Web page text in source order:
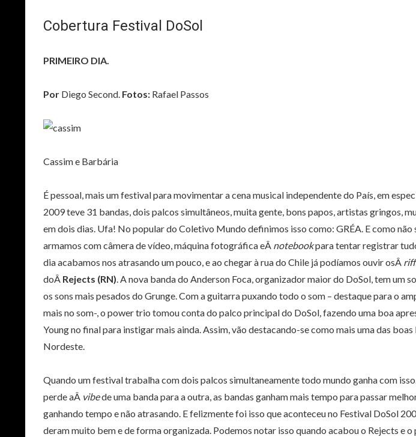
Cobertura Festival DoSol
PRIMEIRO DIA.
Por Diego Second. Fotos: Rafael Passos
Cassim e Barbária
É pessoal, mais um festival para movimentar a cena musical independente do País, em
2009 teve 31 bandas, dois palcos simultâneos, muita gente, bons papos, artistas gringos,
em dois dias. Ufa! No popular do Coletivo Mundo definimos isso como: GRÉA. E como não
armamos com câmera de vídeo, máquina fotográfica eÂ notebookpara tentar registrar
dia acabamos nos atrasando um pouco, e ao chegar à rua do Chile já podíamos ouvir osÂ
doÂ Rejects (RN). A nova banda do Anderson Foca, organizador maior do DoSol, tem um
os sons mais pesados do Grunge. Com a guitarra puxando todo o som – destaque para o
mais no som-, o power trio tomou conta do palco principal do DoSol, fazendo uma boa
Young no final para instigar mais ainda. Assim, vão destacando-se como mais uma das
Nordeste.
Quando um festival trabalha com dois palcos simultaneamente todo mundo ganha com
perde aÂ vibede uma banda para a outra, as bandas ganham mais tempo para passar
ganhando tempo e não atrasando. E felizmente foi isso que aconteceu no Festival DoSol
deram muito bem e de forma organizada. Podemos notar isso quando acabou o Rejects e o